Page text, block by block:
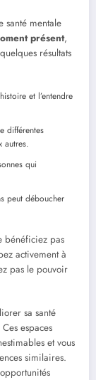
santé mentale
présent,
résultats
et l’entendre
différentes
autres.
qui
peut déboucher
bénéficiez pas
activement à
pas le pouvoir
sa santé
espaces
et vous
similaires.